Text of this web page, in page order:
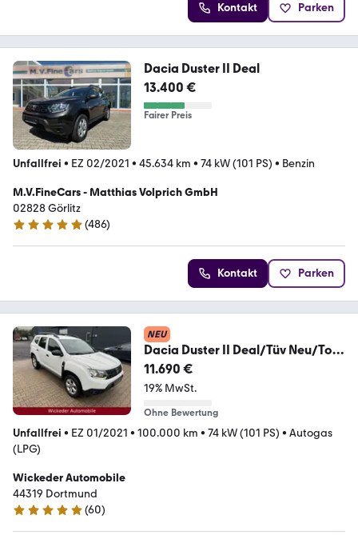
Kontakt Parken
Dacia Duster II Deal
13.400 €
Fairer Preis
Unfallfrei • EZ 02/2021 • 45.634 km • 74 kW (101 PS) • Benzin
M.V.FineCars - Matthias Volprich GmbH
02828 Görlitz
4.9 Sterne
(486)
Kontakt Parken
NEU
Dacia Duster II Deal/Tüv Neu/Top
Pflege/LPG
11.690 €
19% MwSt.
Ohne Bewertung
Unfallfrei • EZ 01/2021 • 100.000 km • 74 kW (101 PS) • Autogas
(LPG)
Wickeder Automobile
44319 Dortmund
4.9 Sterne
(60)